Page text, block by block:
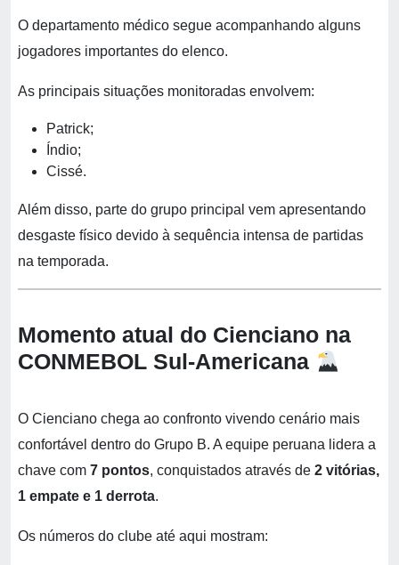
O departamento médico segue acompanhando alguns
jogadores importantes do elenco.
As principais situações monitoradas envolvem:
Patrick;
Índio;
Cissé.
Além disso, parte do grupo principal vem apresentando
desgaste físico devido à sequência intensa de partidas
na temporada.
Momento atual do Cienciano na
CONMEBOL Sul-Americana
O Cienciano chega ao confronto vivendo cenário mais
confortável dentro do Grupo B. A equipe peruana lidera a
chave com 7 pontos, conquistados através de 2 vitórias,
1 empate e 1 derrota.
Os números do clube até aqui mostram: